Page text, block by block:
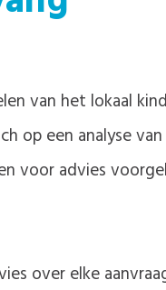
van het lokaal
op een analyse
voor advies
over elke